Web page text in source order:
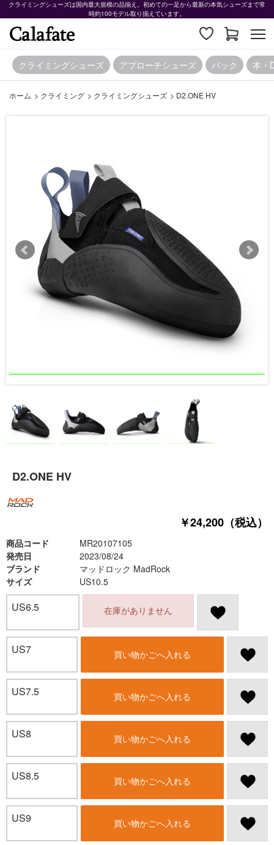
クライミングシューズは国内最大規模の品揃え。初めての一足から最新の本気シューズまで常
時約100モデル取り揃えています。
クライミングシューズ アプローチシューズ パック 本・
ホーム > クライミング > クライミングシューズ > D2.ONE HV
D2.ONE HV
￥24,200（税込）
商品コード
MR20107105
発売日
2023/08/24
ブランド
マッドロック MadRock
サイズ
US10.5
US6.5 在庫がありません
US7 買い物かごへ入れる
US7.5 買い物かごへ入れる
US8 買い物かごへ入れる
US8.5 買い物かごへ入れる
US9 買い物かごへ入れる